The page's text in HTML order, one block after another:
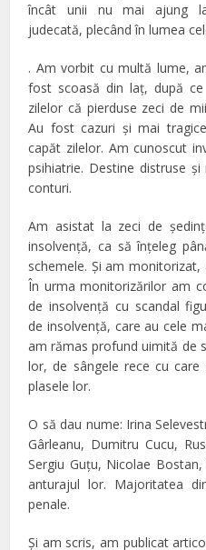
încât unii nu mai ajung
judecată, plecând în lumea
. Am vorbit cu multă lume,
fost scoasă din laţ, după
zilelor că pierduse zeci de
Au fost cazuri şi mai
capăt zilelor. Am cunoscut
psihiatrie. Destine distruse
conturi.
Am asistat la zeci de
insolvenţă, ca să înţeleg
schemele. Şi am
În urma monitorizărilor am
de insolvenţă cu scandal
de insolvenţă, care au cele
am rămas profund uimită de
lor, de sângele rece cu
plasele lor.
O să dau nume: Irina
Gârleanu, Dumitru Cucu,
Sergiu Guţu, Nicolae
anturajul lor. Majoritatea
penale.
Şi am scris, am publicat